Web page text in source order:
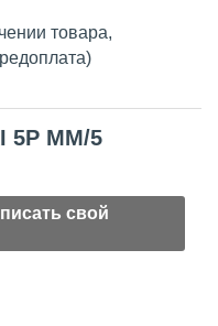
товара,
5P MM/5
свой